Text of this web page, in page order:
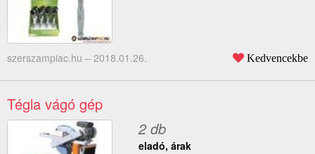
szerszampiac.hu – 2018.01.26. Kedvencekbe
Tégla vágó gép
2 db
eladó, árak